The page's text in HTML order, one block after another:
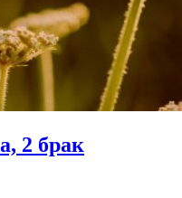
2 брак